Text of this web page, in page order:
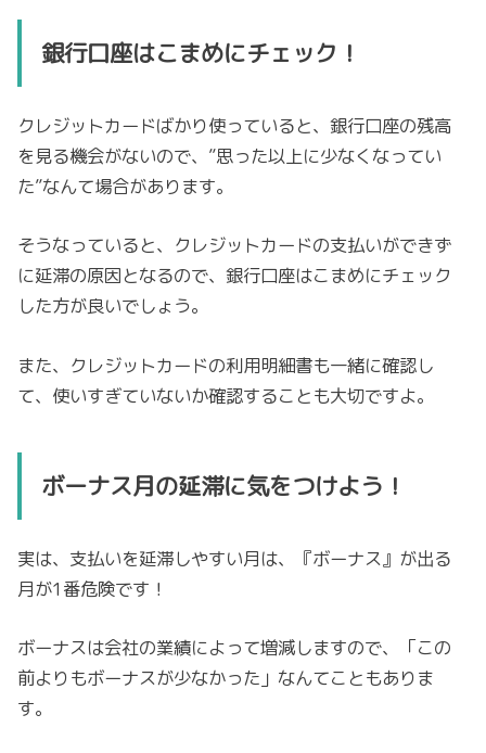
銀行口座はこまめにチェック！
クレジットカードばかり使っていると、銀行口座の残高
を見る機会がないので、”思った以上に少なくなってい
た”なんて場合があります。
そうなっていると、クレジットカードの支払いができず
に延滞の原因となるので、銀行口座はこまめにチェック
した方が良いでしょう。
また、クレジットカードの利用明細書も一緒に確認し
て、使いすぎていないか確認することも大切ですよ。
ボーナス月の延滞に気をつけよう！
実は、支払いを延滞しやすい月は、『ボーナス』が出る
月が1番危険です！
ボーナスは会社の業績によって増減しますので、「この
前よりもボーナスが少なかった」なんてこともありま
す。